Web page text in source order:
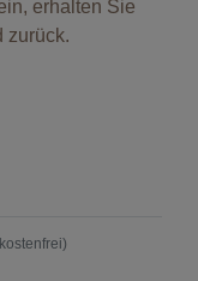
erhalten Sie
zurück.